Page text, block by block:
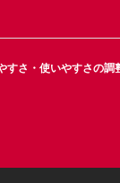
すさ・使いやすさの調